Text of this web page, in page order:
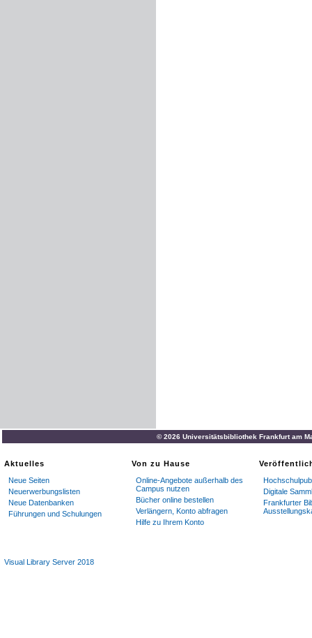
© 2026 Universitätsbibliothek Frankfurt am
Aktuelles
Neue Seiten
Neuerwerbungslisten
Neue Datenbanken
Führungen und Schulungen
Von zu Hause
Online-Angebote außerhalb des
Campus nutzen
Bücher online bestellen
Verlängern, Konto abfragen
Hilfe zu Ihrem Konto
Digitale
Frankfurter
Visual Library Server 2018